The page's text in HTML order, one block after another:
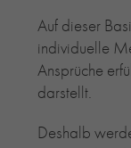
RE-USE-
RE-USE-
Auf dieser
individuelle
Ansprüche
darstellt.
Deshalb